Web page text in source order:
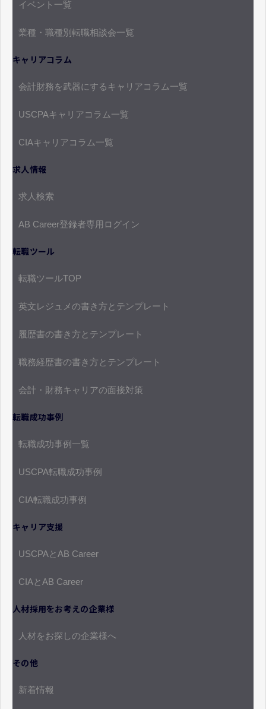
イベント一覧
業種・職種別転職相談会一覧
キャリアコラム
会計財務を武器にするキャリアコラム一覧
USCPAキャリアコラム一覧
CIAキャリアコラム一覧
求人情報
求人検索
AB Career登録者専用ログイン
転職ツール
転職ツールTOP
英文レジュメの書き方とテンプレート
履歴書の書き方とテンプレート
職務経歴書の書き方とテンプレート
会計・財務キャリアの面接対策
転職成功事例
転職成功事例一覧
USCPA転職成功事例
CIA転職成功事例
キャリア支援
USCPAとAB Career
CIAとAB Career
人材採用をお考えの企業様
人材をお探しの企業様へ
その他
新着情報